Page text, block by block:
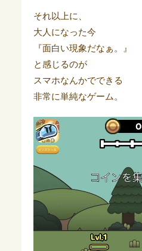
それ以上に、
大人になった今
『面白い現象だなぁ。』
と感じるのが
スマホなんかでできる
非常に単純なゲーム。